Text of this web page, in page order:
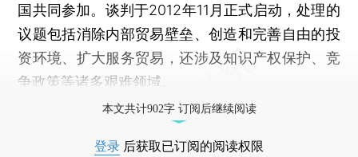
国共同参加。谈判于2012年11月正式启动，处理的
议题包括消除内部贸易壁垒、创造和完善自由的投
资环境、扩大服务贸易，还涉及知识产权保护、竞
争政策等诸多艰难领域。
本文共计902字 订阅后继续阅读
登录 后获取已订阅的阅读权限